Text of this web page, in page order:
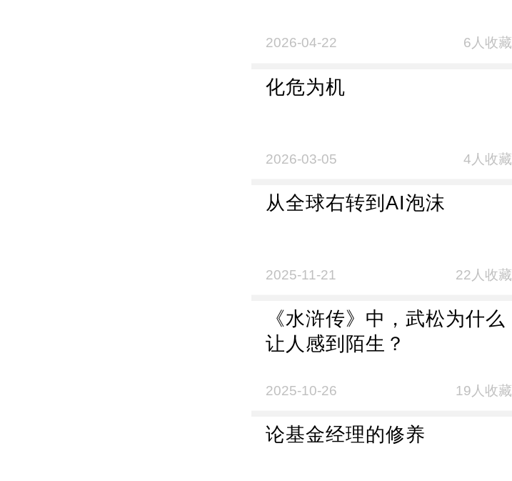
2026-04-22 6人收藏
化危为机
2026-03-05 4人收藏
从全球右转到AI泡沫
2025-11-21 22人收藏
《水浒传》中，武松为什么
让人感到陌生？
2025-10-26 19人收藏
论基金经理的修养